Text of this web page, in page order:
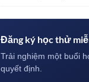
Đăng ký học thử
Trải nghiệm một buổi
quyết định.